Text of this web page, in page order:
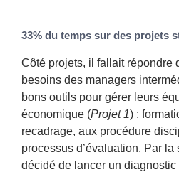
33% du temps sur des projets
Côté projets, il fallait répondre
besoins des managers
bons outils pour gérer leurs
économique (Projet 1) :
recadrage, aux procédure
processus d’évaluation. Par
décidé de lancer un